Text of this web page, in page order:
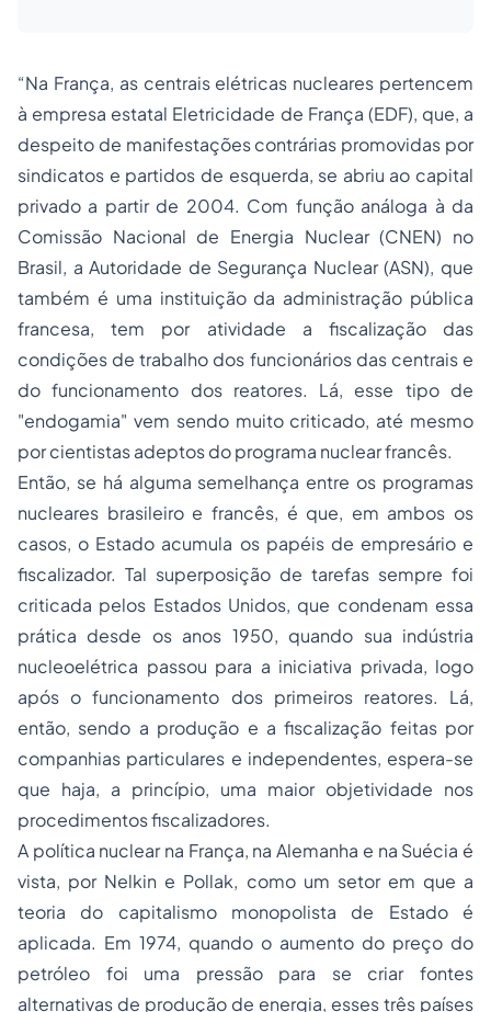
“Na França, as centrais elétricas nucleares pertencem
à empresa estatal Eletricidade de França (EDF), que, a
despeito de manifestações contrárias promovidas por
sindicatos e partidos de esquerda, se abriu ao capital
privado a partir de 2004. Com função análoga à da
Comissão Nacional de Energia Nuclear (CNEN) no
Brasil, a Autoridade de Segurança Nuclear (ASN), que
também é uma instituição da administração pública
francesa, tem por atividade a fiscalização das
condições de trabalho dos funcionários das centrais e
do funcionamento dos reatores. Lá, esse tipo de
"endogamia" vem sendo muito criticado, até mesmo
por cientistas adeptos do programa nuclear francês.
Então, se há alguma semelhança entre os programas
nucleares brasileiro e francês, é que, em ambos os
casos, o Estado acumula os papéis de empresário e
fiscalizador. Tal superposição de tarefas sempre foi
criticada pelos Estados Unidos, que condenam essa
prática desde os anos 1950, quando sua indústria
nucleoelétrica passou para a iniciativa privada, logo
após o funcionamento dos primeiros reatores. Lá,
então, sendo a produção e a fiscalização feitas por
companhias particulares e independentes, espera-se
que haja, a princípio, uma maior objetividade nos
procedimentos fiscalizadores.
A política nuclear na França, na Alemanha e na Suécia é
vista, por Nelkin e Pollak, como um setor em que a
teoria do capitalismo monopolista de Estado é
aplicada. Em 1974, quando o aumento do preço do
petróleo foi uma pressão para se criar fontes
alternativas de produção de energia, esses três países